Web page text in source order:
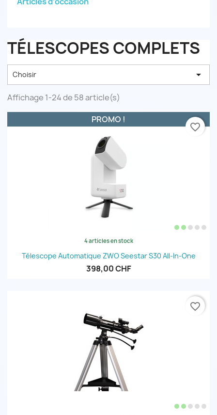
TÉLESCOPES COMPLETS
Choisir 
Affichage 1-24 de 58 article(s)
4 articles en stock
Télescope Automatique ZWO Seestar S30 All-In-One
398,00 CHF
PROMO !
favorite_border
favorite_border